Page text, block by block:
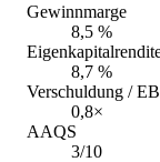
Gewinnmarge
8,5 %
8,7 %
Verschuldung /
0,8×
AAQS
3/10